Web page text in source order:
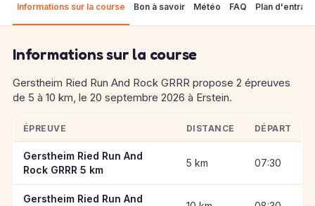
Informations sur la course Bon à savoir Météo FAQ Plan
Informations sur la course
Gerstheim Ried Run And Rock GRRR propose 2 épreuves
de 5 à 10 km, le 20 septembre 2026 à Erstein.
Informations clés des épreuves de Gerstheim Ried Run And
ÉPREUVE DISTANCE DÉPART
Gerstheim Ried Run And
Rock GRRR 5 km
5 km 07:30
Gerstheim Ried Run And